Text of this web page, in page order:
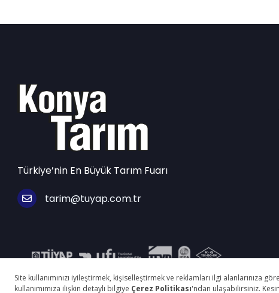
Türkiye’nin En Büyük Tarım Fuarı
tarim@tuyap.com.tr